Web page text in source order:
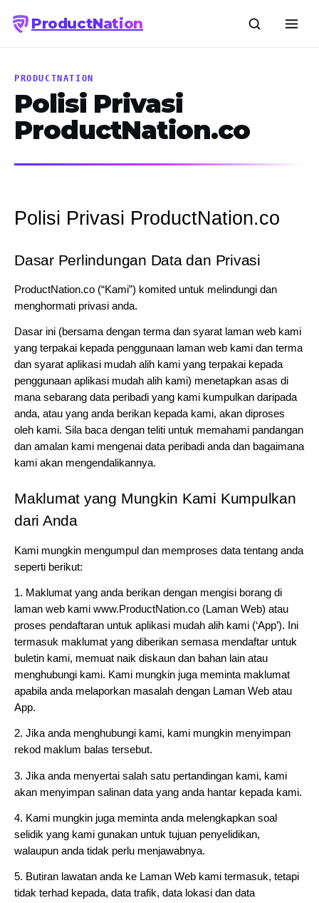
ProductNation
PRODUCTNATION
Polisi Privasi
ProductNation.co
Polisi Privasi ProductNation.co
Dasar Perlindungan Data dan Privasi
ProductNation.co (“Kami”) komited untuk melindungi dan
menghormati privasi anda.
Dasar ini (bersama dengan terma dan syarat laman web kami
yang terpakai kepada penggunaan laman web kami dan terma
dan syarat aplikasi mudah alih kami yang terpakai kepada
penggunaan aplikasi mudah alih kami) menetapkan asas di
mana sebarang data peribadi yang kami kumpulkan daripada
anda, atau yang anda berikan kepada kami, akan diproses
oleh kami. Sila baca dengan teliti untuk memahami pandangan
dan amalan kami mengenai data peribadi anda dan bagaimana
kami akan mengendalikannya.
Maklumat yang Mungkin Kami Kumpulkan
dari Anda
Kami mungkin mengumpul dan memproses data tentang anda
seperti berikut:
1. Maklumat yang anda berikan dengan mengisi borang di
laman web kami www.ProductNation.co (Laman Web) atau
proses pendaftaran untuk aplikasi mudah alih kami (‘App’). Ini
termasuk maklumat yang diberikan semasa mendaftar untuk
buletin kami, memuat naik diskaun dan bahan lain atau
menghubungi kami. Kami mungkin juga meminta maklumat
apabila anda melaporkan masalah dengan Laman Web atau
App.
2. Jika anda menghubungi kami, kami mungkin menyimpan
rekod maklum balas tersebut.
3. Jika anda menyertai salah satu pertandingan kami, kami
akan menyimpan salinan data yang anda hantar kepada kami.
4. Kami mungkin juga meminta anda melengkapkan soal
selidik yang kami gunakan untuk tujuan penyelidikan,
walaupun anda tidak perlu menjawabnya.
5. Butiran lawatan anda ke Laman Web kami termasuk, tetapi
tidak terhad kepada, data trafik, data lokasi dan data